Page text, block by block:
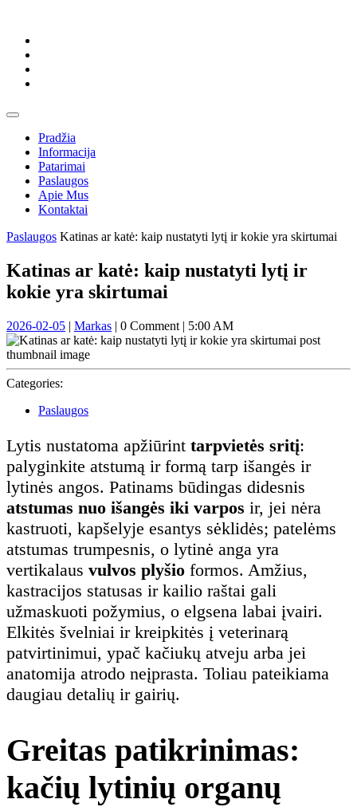
content
Skip
content
Open
ButtonPradžia
Informacija
Patarimai
Paslaugos
Apie Mus
Kontaktai
Close
Paslaugos Katinas ar katė: kaip nustatyti lytį ir kokie yra skirtumai
Katinas ar katė: kaip nustatyti lytį ir
kokie yra skirtumai
2026-02-052026-
02-
05
| MarkasMarkas
| 0 Comment | 5:00 AM
Categories:
Paslaugos
Lytis nustatoma apžiūrint tarpvietės sritį:
palyginkite atstumą ir formą tarp išangės ir
lytinės angos. Patinams būdingas didesnis
atstumas nuo išangės iki varpos ir, jei nėra
kastruoti, kapšelyje esantys sėklidės; patelėms
atstumas trumpesnis, o lytinė anga yra
vertikalaus vulvos plyšio formos. Amžius,
kastracijos statusas ir kailio raštai gali
užmaskuoti požymius, o elgsena labai įvairi.
Elkitės švelniai ir kreipkitės į veterinarą
patvirtinimui, ypač kačiukų atveju arba jei
anatomija atrodo neįprasta. Toliau pateikiama
daugiau detalių ir gairių.
Greitas patikrinimas:
kačių lytinių organų